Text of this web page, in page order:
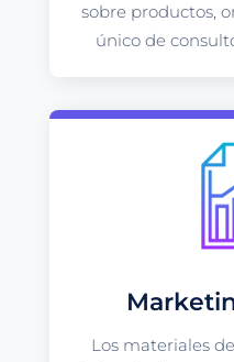
sobre productos,
único de
Los materiales